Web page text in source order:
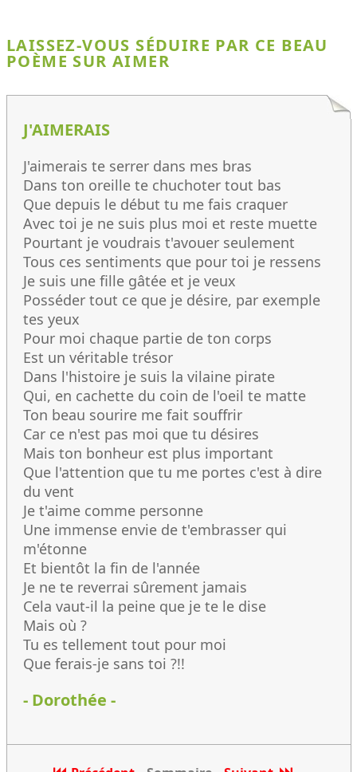
LAISSEZ-VOUS SÉDUIRE PAR CE BEAU
POÈME SUR AIMER
J'AIMERAIS
J'aimerais te serrer dans mes bras
Dans ton oreille te chuchoter tout bas
Que depuis le début tu me fais craquer
Avec toi je ne suis plus moi et reste muette
Pourtant je voudrais t'avouer seulement
Tous ces sentiments que pour toi je ressens
Je suis une fille gâtée et je veux
Posséder tout ce que je désire, par exemple
tes yeux
Pour moi chaque partie de ton corps
Est un véritable trésor
Dans l'histoire je suis la vilaine pirate
Qui, en cachette du coin de l'oeil te matte
Ton beau sourire me fait souffrir
Car ce n'est pas moi que tu désires
Mais ton bonheur est plus important
Que l'attention que tu me portes c'est à dire
du vent
Je t'aime comme personne
Une immense envie de t'embrasser qui
m'étonne
Et bientôt la fin de l'année
Je ne te reverrai sûrement jamais
Cela vaut-il la peine que je te le dise
Mais où ?
Tu es tellement tout pour moi
Que ferais-je sans toi ?!!
- Dorothée -